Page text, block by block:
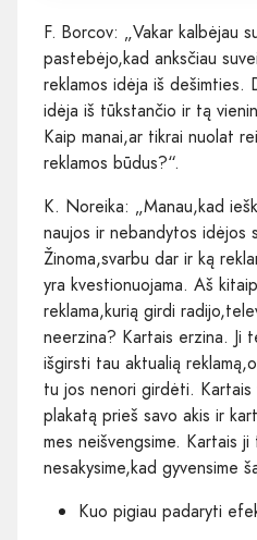
F. Borcov: „Vakar kalbėjau
pastebėjo,kad anksčiau
reklamos idėja iš dešimties.
idėja iš tūkstančio ir tą
Kaip manai,ar tikrai nuolat
reklamos būdus?“.
K. Noreika: „Manau,kad
naujos ir nebandytos idėjos
Žinoma,svarbu dar ir ką
yra kvestionuojama. Aš
reklama,kurią girdi
neerzina? Kartais erzina. Ji
išgirsti tau aktualią
tu jos nenori girdėti. Kartais
plakatą prieš savo akis ir
mes neišvengsime. Kartais
nesakysime,kad gyvensime
Kuo pigiau padaryti